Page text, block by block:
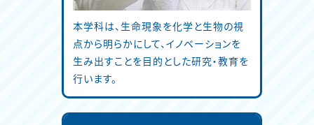
本学科は、生命現象を化学と生物の視
点から明らかにして、イノベーションを
生み出すことを目的とした研究・教育を
行います。